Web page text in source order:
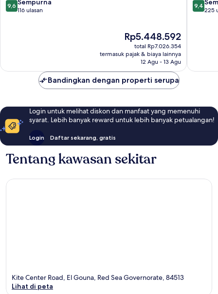
dari
9,6 Sempurna
116 ulasan
Harga
sekarang
Rp5.448.592
Rp5.448.592
total Rp7.026.354
termasuk pajak & biaya lainnya
12 Agu - 13 Agu
Only
dari
9,4
225
Bandingkan dengan properti serupa
Login untuk melihat diskon dan manfaat yang memenuhi
syarat. Lebih banyak reward untuk lebih banyak petualangan!
Login Daftar sekarang, gratis
Tentang kawasan sekitar
Kite Center Road, El Gouna, Red Sea Governorate, 84513
Lihat di peta